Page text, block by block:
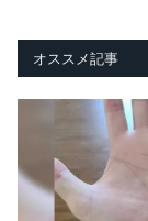
オススメ記事